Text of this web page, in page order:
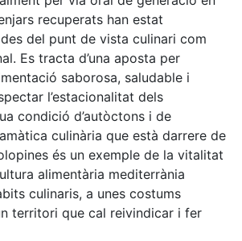
recuperats han estat
del punt de vista culinari com
Es tracta d’una aposta per
saborosa, saludable i
l’estacionalitat dels
condició d’autòctons i de
culinària que està darrere de
és un exemple de la vitalitat
alimentària mediterrània
culinaris, a unes costums
territori que cal reivindicar i fer